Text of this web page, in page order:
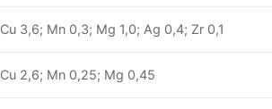
Cu 3,6; Mn 0,3; Mg 1,0; Ag 0,4; Zr 0,1
Cu 2,6; Mn 0,25; Mg 0,45